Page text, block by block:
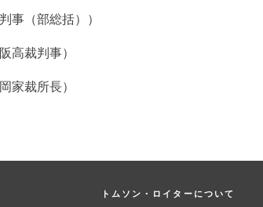
事（部総括））
高裁判事）
家裁所長）
トムソン・ロイターについて